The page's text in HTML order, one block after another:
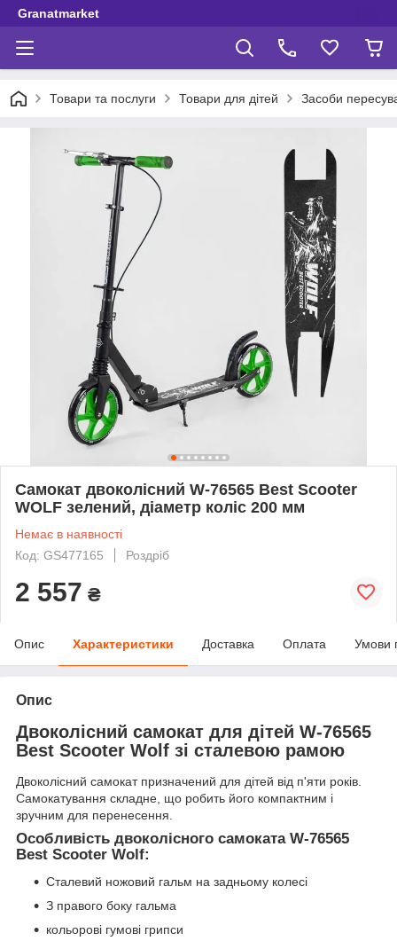
Granatmarket
Товари та послуги Товари для дітей Засоби
Самокат двоколісний W-76565 Best Scooter
WOLF зелений, діаметр коліс 200 мм
Немає в наявності
Код: GS477165
Роздріб
2 557 ₴
Опис Характеристики Доставка Оплата Умови
Опис
Двоколісний самокат для дітей W-76565
Best Scooter Wolf зі сталевою рамою
Двоколісний самокат призначений для дітей від п'яти років.
Самокатування складне, що робить його компактним і
зручним для перенесення.
Особливість двоколісного самоката W-76565
Best Scooter Wolf:
Сталевий ножовий гальм на задньому колесі
З правого боку гальма
кольорові гумові грипси